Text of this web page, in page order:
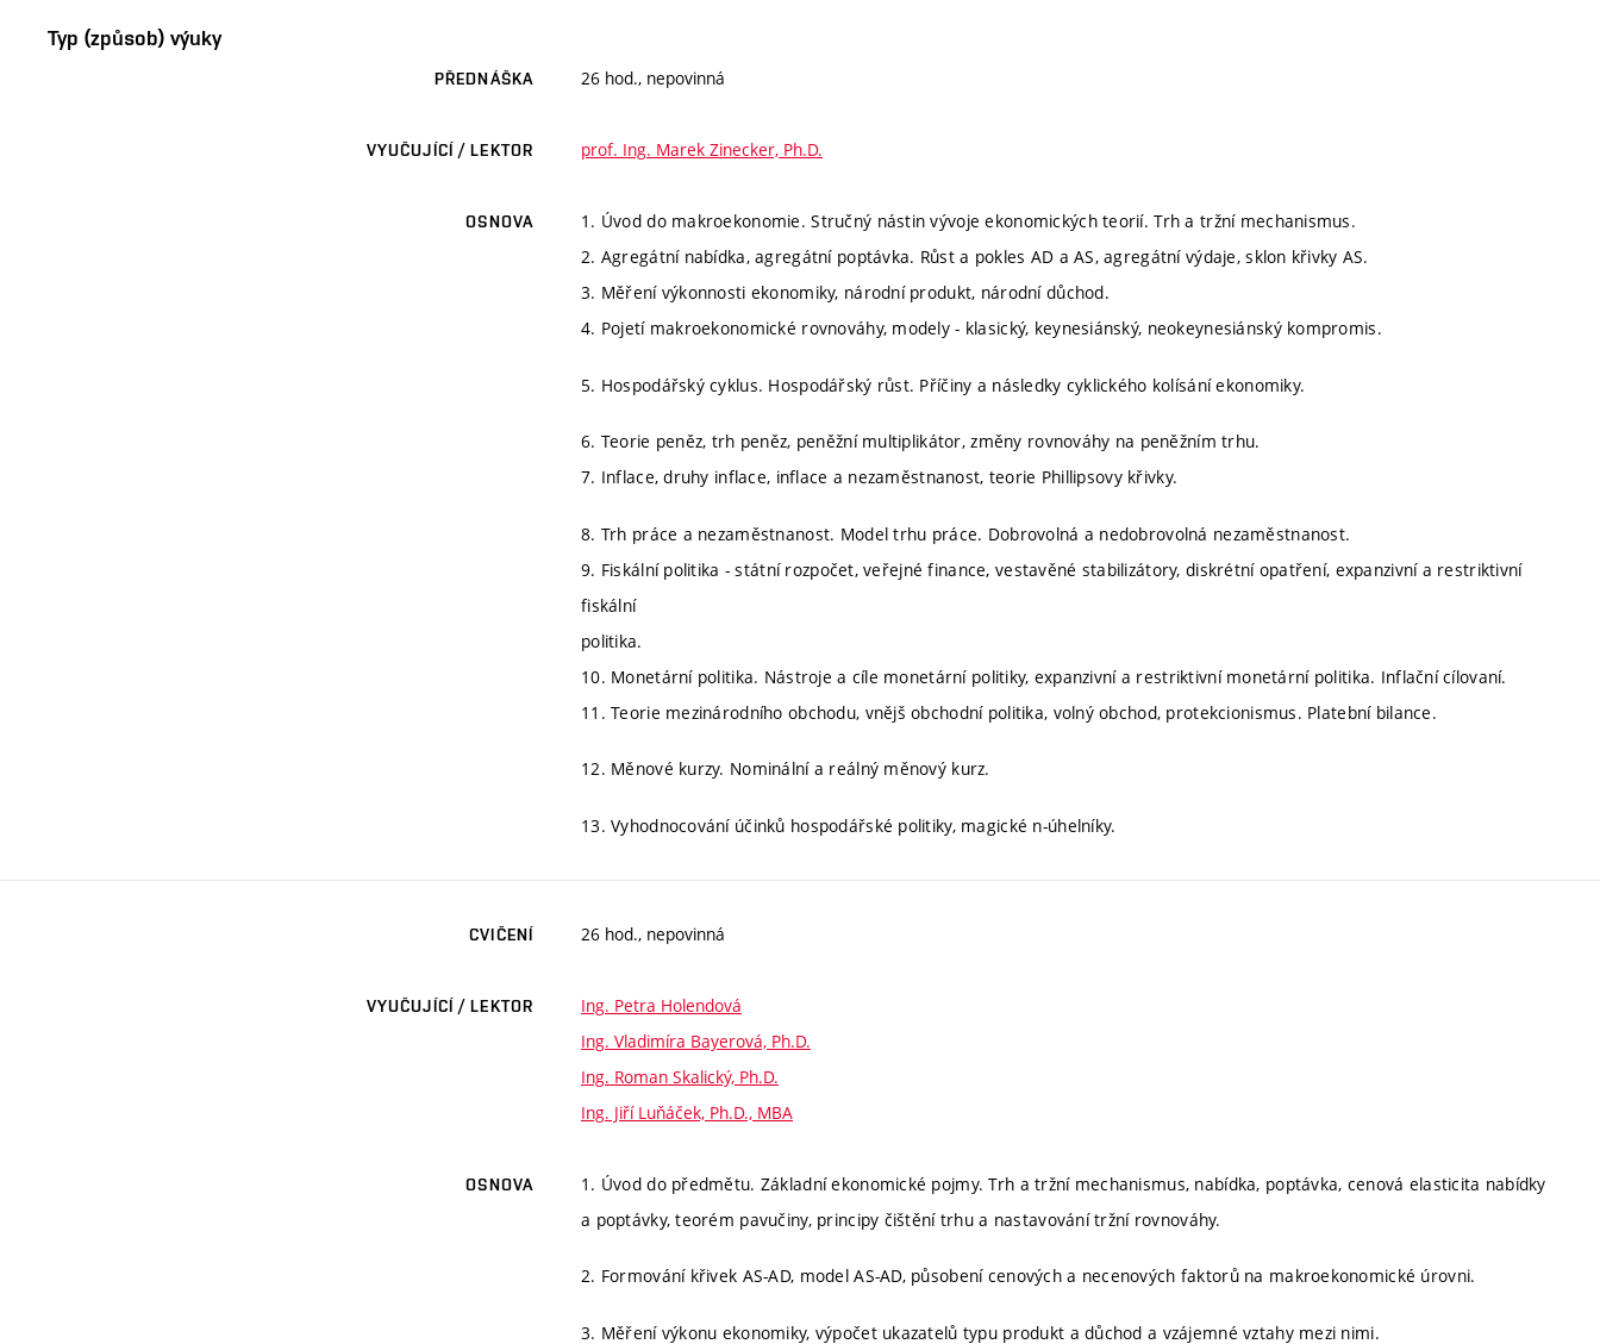
Typ (způsob) výuky
PŘEDNÁŠKA 26 hod., nepovinná
VYUČUJÍCÍ / LEKTOR prof. Ing. Marek Zinecker, Ph.D.
OSNOVA
1. Úvod do makroekonomie. Stručný nástin vývoje ekonomických teorií. Trh a tržní mechanismus.
2. Agregátní nabídka, agregátní poptávka. Růst a pokles AD a AS, agregátní výdaje, sklon křivky AS.
3. Měření výkonnosti ekonomiky, národní produkt, národní důchod.
4. Pojetí makroekonomické rovnováhy, modely - klasický, keynesiánský, neokeynesiánský kompromis.
5. Hospodářský cyklus. Hospodářský růst. Příčiny a následky cyklického kolísání ekonomiky.
6. Teorie peněz, trh peněz, peněžní multiplikátor, změny rovnováhy na peněžním trhu.
7. Inflace, druhy inflace, inflace a nezaměstnanost, teorie Phillipsovy křivky.
8. Trh práce a nezaměstnanost. Model trhu práce. Dobrovolná a nedobrovolná nezaměstnanost.
9. Fiskální politika - státní rozpočet, veřejné finance, vestavěné stabilizátory, diskrétní opatření, expanzivní a restriktivní
fiskální
politika.
10. Monetární politika. Nástroje a cíle monetární politiky, expanzivní a restriktivní monetární politika. Inflační cílovaní.
11. Teorie mezinárodního obchodu, vnějš obchodní politika, volný obchod, protekcionismus. Platební bilance.
12. Měnové kurzy. Nominální a reálný měnový kurz.
13. Vyhodnocování účinků hospodářské politiky, magické n-úhelníky.
CVIČENÍ 26 hod., nepovinná
VYUČUJÍCÍ / LEKTOR
Ing. Petra Holendová
Ing. Vladimíra Bayerová, Ph.D.
Ing. Roman Skalický, Ph.D.
Ing. Jiří Luňáček, Ph.D., MBA
OSNOVA
1. Úvod do předmětu. Základní ekonomické pojmy. Trh a tržní mechanismus, nabídka, poptávka, cenová elasticita nabídky
a poptávky, teorém pavučiny, principy čištění trhu a nastavování tržní rovnováhy.
2. Formování křivek AS-AD, model AS-AD, působení cenových a necenových faktorů na makroekonomické úrovni.
3. Měření výkonu ekonomiky, výpočet ukazatelů typu produkt a důchod a vzájemné vztahy mezi nimi.